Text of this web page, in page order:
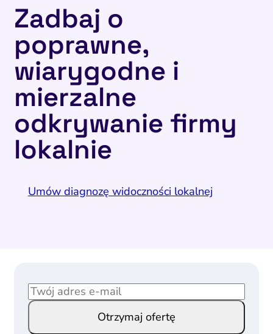
Zadbaj o
poprawne,
wiarygodne i
mierzalne
odkrywanie firmy
lokalnie
Umów diagnozę widoczności lokalnej
E
m
E
m
Otrzymaj ofertę